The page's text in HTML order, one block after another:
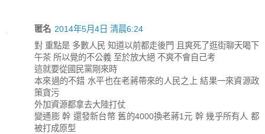
匿名 2014年5月4日 清晨6:24
對 重點是 多數人民 知道以前都走後門 且爽死了逛街聊天喝下
午茶 所以覺的不公義 至於放大絕 不爽不會自己考
這就要從國民黨剛來時
本來過的不錯 水平也在老蔣帶來的人民之上 結果一來資源政
策貪污
外加資源都拿去大陸打仗
變通膨 幹 還發新台幣 舊的4000換老蔣1元 幹 幾乎所有人 都
被打成原型